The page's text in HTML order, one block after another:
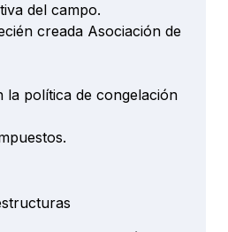
del campo.
creada Asociación de
la política de congelación